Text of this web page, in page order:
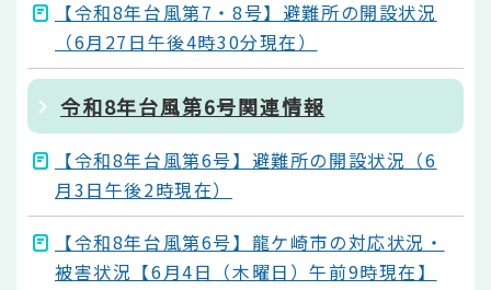
【令和8年台風第7・8号】避難所の開設状況
（6月27日午後4時30分現在）
令和8年台風第6号関連情報
【令和8年台風第6号】避難所の開設状況（6
月3日午後2時現在）
【令和8年台風第6号】龍ケ崎市の対応状況・
被害状況【6月4日（木曜日）午前9時現在】